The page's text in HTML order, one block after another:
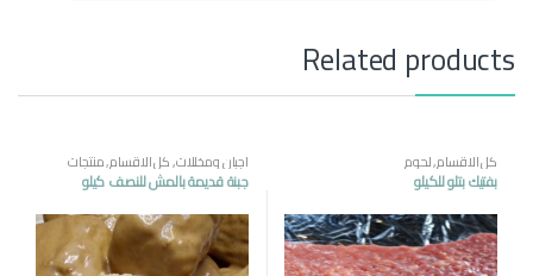
Related products
كل الاقسام,لحوم
بفتيك بتلو للكيلو
اجبان ومخللات,كل الاقسام,منتجات
مصرية
جبنة قديمة بالمش للنصف كيلو